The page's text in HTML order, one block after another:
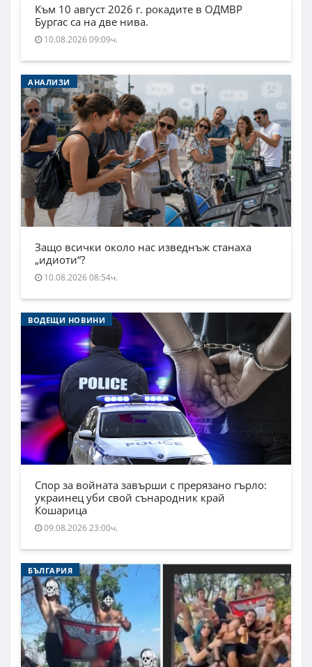
Към 10 август 2026 г. рокадите в ОДМВР
Бургас са на две нива.
10.08.2026 09:09ч.
АНАЛИЗИ
Защо всички около нас изведнъж станаха
„идиоти“?
10.08.2026 08:54ч.
ВОДЕЩИ НОВИНИ
Спор за войната завърши с прерязано гърло:
украинец уби свой сънародник край
Кошарица
09.08.2026 23:00ч.
БЪЛГАРИЯ